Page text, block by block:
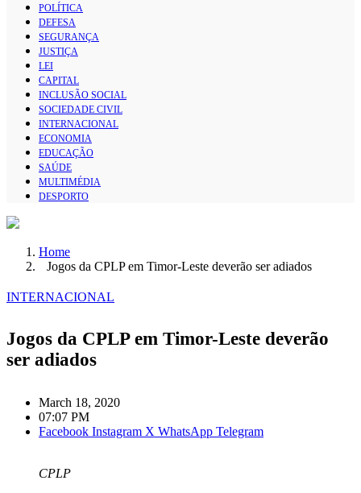
POLÍTICA
DEFESA
SEGURANÇA
JUSTIÇA
LEI
CAPITAL
INCLUSÃO SOCIAL
SOCIEDADE CIVIL
INTERNACIONAL
ECONOMIA
EDUCAÇÃO
SAÚDE
MULTIMÉDIA
DESPORTO
Home
Jogos da CPLP em Timor-Leste deverão ser adiados
INTERNACIONAL
Jogos da CPLP em Timor-Leste deverão
ser adiados
March 18, 2020
07:07 PM
Facebook Instagram X WhatsApp Telegram
CPLP